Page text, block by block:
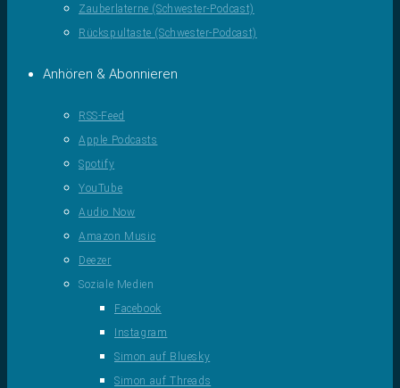
Zauberlaterne (Schwester-Podcast)
Rückspultaste (Schwester-Podcast)
Anhören & Abonnieren
RSS-Feed
Apple Podcasts
Spotify
YouTube
Audio Now
Amazon Music
Deezer
Soziale Medien
Facebook
Instagram
Simon auf Bluesky
Simon auf Threads